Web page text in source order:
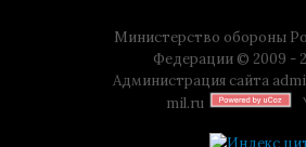
Министерство обороны
Федерации © 2009 -
Администрация сайта
mil.ru